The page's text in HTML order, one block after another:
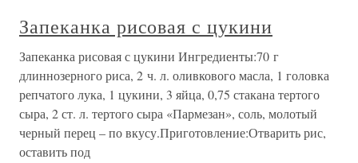
Запеканка рисовая с цукини
Запеканка рисовая с цукини Ингредиенты:70 г
длиннозерного риса, 2 ч. л. оливкового масла, 1 головка
репчатого лука, 1 цукини, 3 яйца, 0,75 стакана тертого
сыра, 2 ст. л. тертого сыра «Пармезан», соль, молотый
черный перец – по вкусу.Приготовление:Отварить рис,
оставить под